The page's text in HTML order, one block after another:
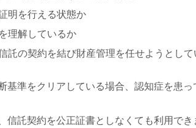
明を行える状態か
理解しているか
託の契約を結び財産管理を任せようとして
基準をクリアしている場合、認知症を患
信託契約を公正証書としなくても利用でき